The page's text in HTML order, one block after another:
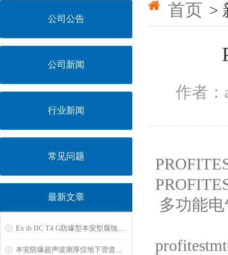
公司公告
公司新闻
行业新闻
常见问题
最新文章
Ex ib IIC T4 G防爆型本安型腐蚀金属超声波测厚仪
本安防爆超声波测厚仪地下管道超声泄漏探测仪地下管道防腐层检测仪
首页 >
作者：
多功能